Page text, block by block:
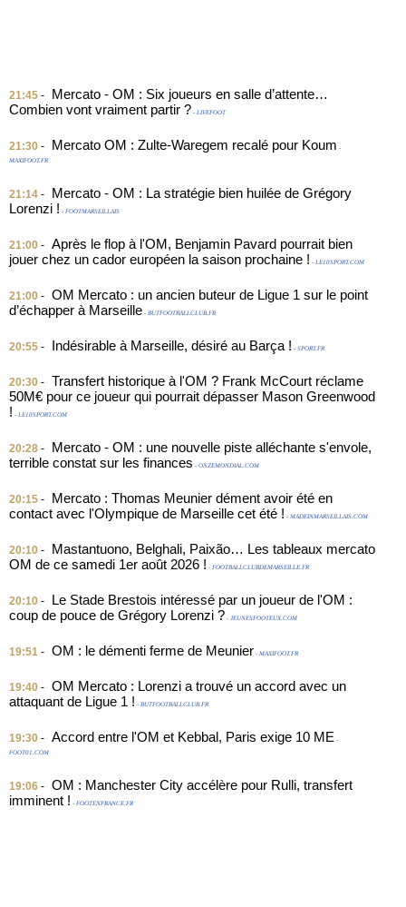
21:45 -
Mercato - OM : Six joueurs en salle d’attente…
Combien vont vraiment partir ? - LIVEFOOT
21:30 - Mercato OM : Zulte-Waregem recalé pour Koum -
MAXIFOOT.FR
21:14 -
Mercato - OM : La stratégie bien huilée de Grégory
Lorenzi ! - FOOTMARSEILLAIS
21:00 - Après le flop à l'OM, Benjamin Pavard pourrait bien
jouer chez un cador européen la saison prochaine ! - LE10SPORT.COM
21:00 - OM Mercato : un ancien buteur de Ligue 1 sur le point
d’échapper à Marseille - BUTFOOTBALLCLUB.FR
20:55 - Indésirable à Marseille, désiré au Barça ! - SPORT.FR
20:30 - Transfert historique à l'OM ? Frank McCourt réclame
50M€ pour ce joueur qui pourrait dépasser Mason Greenwood
! - LE10SPORT.COM
20:28 -
Mercato - OM : une nouvelle piste alléchante s'envole,
terrible constat sur les finances - ONZEMONDIAL.COM
20:15 -
Mercato : Thomas Meunier dément avoir été en
contact avec l'Olympique de Marseille cet été ! - MADEINMARSEILLAIS.COM
20:10 -
Mastantuono, Belghali, Paixão… Les tableaux mercato
OM de ce samedi 1er août 2026 ! - FOOTBALLCLUBDEMARSEILLE.FR
20:10 -
Le Stade Brestois intéressé par un joueur de l'OM :
coup de pouce de Grégory Lorenzi ? - JEUNESFOOTEUX.COM
19:51 - OM : le démenti ferme de Meunier - MAXIFOOT.FR
19:40 - OM Mercato : Lorenzi a trouvé un accord avec un
attaquant de Ligue 1 ! - BUTFOOTBALLCLUB.FR
19:30 - Accord entre l'OM et Kebbal, Paris exige 10 ME -
FOOT01.COM
19:06 - OM : Manchester City accélère pour Rulli, transfert
imminent ! - FOOTENFRANCE.FR